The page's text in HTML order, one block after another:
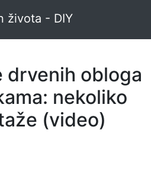
života - DIY
drvenih obloga
nekoliko
(video)